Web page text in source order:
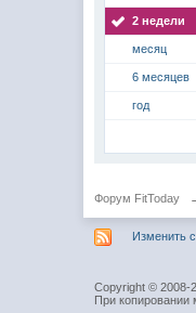
2 недели
месяц
6 месяцев
год
Форум FitToday
Изменить
Copyright © 2008-
При копировании